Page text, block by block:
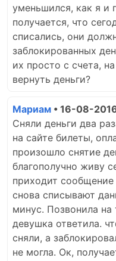
уменьшился, как я и
получается, что
списались, они
заблокированных
их просто с счета,
вернуть деньги?
Мариам • 16-08-
Сняли деньги два
на сайте билеты,
произошло снятие
благополучно живу
приходит
снова списывают
минус. Позвонила на
девушка ответила.
сняли, а
не могла. Ок,